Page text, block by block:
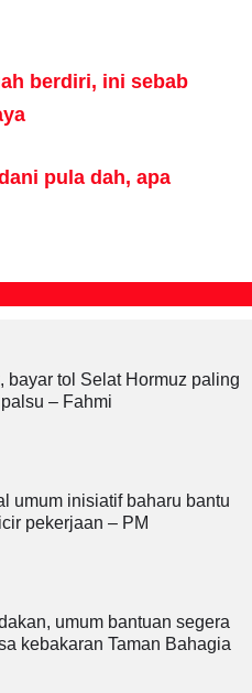
berdiri, ini sebab
pula dah, apa
bayar tol Selat Hormuz paling
– Fahmi
umum inisiatif baharu bantu
pekerjaan – PM
umum bantuan segera
kebakaran Taman Bahagia